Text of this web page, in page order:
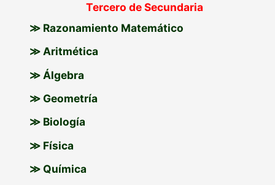
Tercero de Secundaria
≫ Razonamiento Matemático
≫ Aritmética
≫ Álgebra
≫ Geometría
≫ Biología
≫ Física
≫ Química